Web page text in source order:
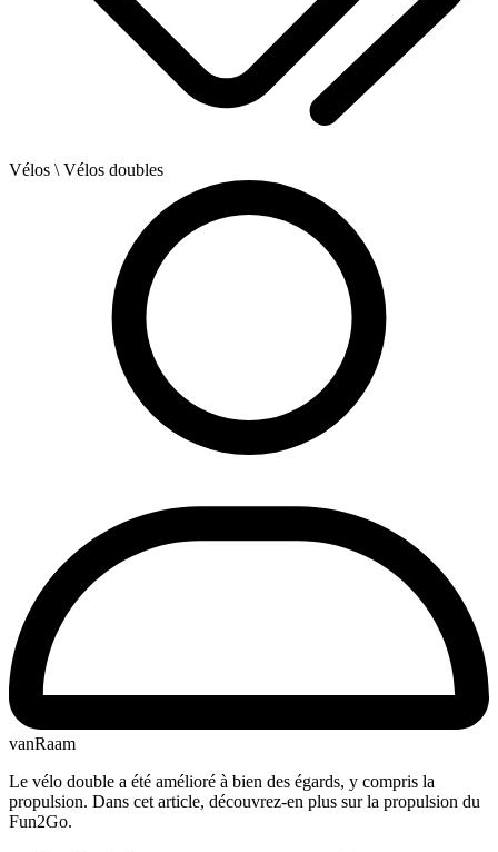
Vélos \ Vélos doubles
vanRaam
Le vélo double a été amélioré à bien des égards, y compris la
propulsion. Dans cet article, découvrez-en plus sur la propulsion du
Fun2Go.